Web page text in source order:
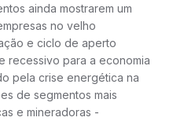
ainda mostrarem um
no velho
e ciclo de aperto
recessivo para a economia
pela crise energética na
de segmentos mais
e mineradoras -